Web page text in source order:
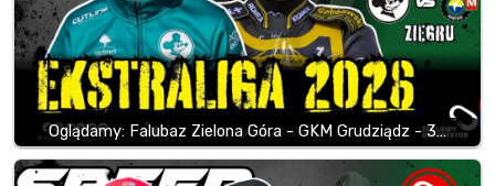
Oglądamy: Falubaz Zielona Góra - GKM Grudziądz - 3…